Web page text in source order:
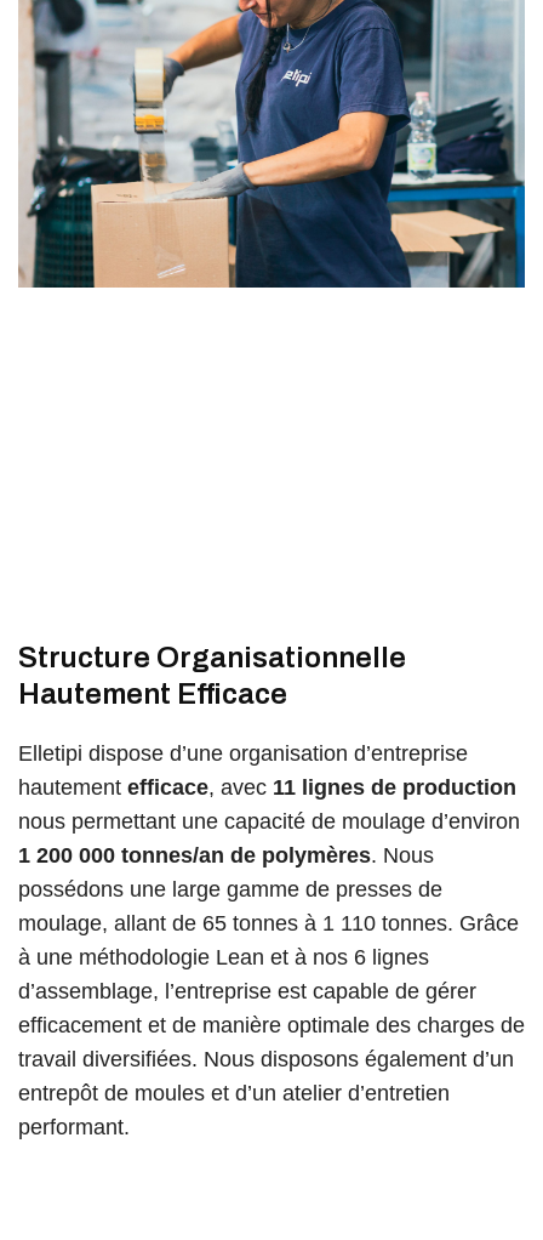
Structure Organisationnelle
Hautement Efficace
Elletipi dispose d’une organisation d’entreprise
hautement efficace, avec 11 lignes de production
nous permettant une capacité de moulage d’environ
1 200 000 tonnes/an de polymères. Nous
possédons une large gamme de presses de
moulage, allant de 65 tonnes à 1 110 tonnes. Grâce
à une méthodologie Lean et à nos 6 lignes
d’assemblage, l’entreprise est capable de gérer
efficacement et de manière optimale des charges de
travail diversifiées. Nous disposons également d’un
entrepôt de moules et d’un atelier d’entretien
performant.